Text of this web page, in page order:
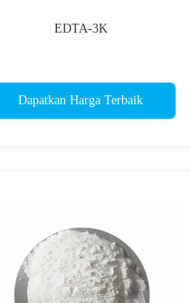
EDTA-3K
Dapatkan Harga Terbaik